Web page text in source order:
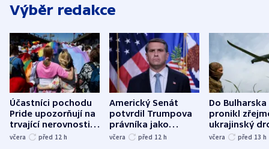
Výběr redakce
Účastníci pochodu
Pride upozorňují na
trvající nerovnosti i
společenskou
včera před 12 h
Americký Senát
potvrdil Trumpova
právníka jako
ministra
včera před 12 h
Do Bulharska
pronikl
ukrajinský
explodoval
včera před 13 h